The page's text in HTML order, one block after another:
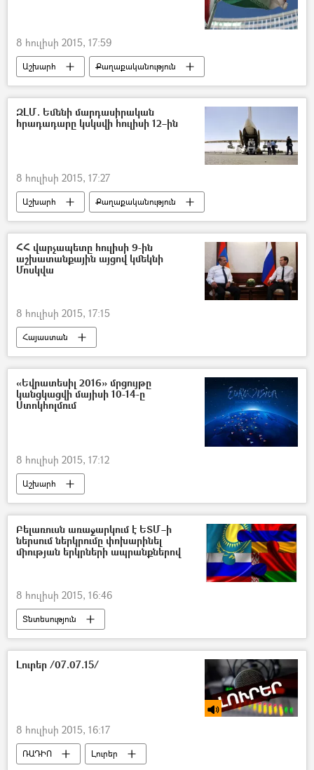
8 հուլիսի 2015, 17:59
Աշխարհ Քաղաքականություն
ԶԼՄ. Եմենի մարդասիրական
հրադադարը կսկսվի հուլիսի 12–ին
8 հուլիսի 2015, 17:27
Աշխարհ Քաղաքականություն
ՀՀ վարչապետը հուլիսի 9-ին
աշխատանքային այցով կմեկնի
Մոսկվա
8 հուլիսի 2015, 17:15
Հայաստան
«Եվրատեսիլ 2016» մրցույթը
կանցկացվի մայիսի 10-14-ը
Ստոկհոլմում
8 հուլիսի 2015, 17:12
Աշխարհ
Բելառուսն առաջարկում է ԵՏՄ–ի
ներսում ներկրումը փոխարինել
միության երկրների ապրանքներով
8 հուլիսի 2015, 16:46
Տնտեսություն
Լուրեր /07.07.15/
8 հուլիսի 2015, 16:17
ՌԱԴԻՈ Լուրեր